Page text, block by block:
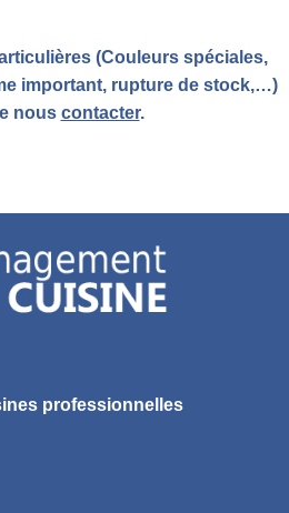
(Couleurs spéciales,
important, rupture de stock,…)
nous contacter.
professionnelles